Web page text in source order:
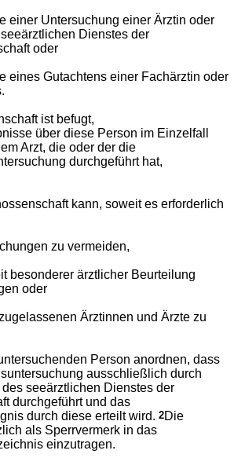
einer Untersuchung einer Ärztin oder
Dienstes der
oder
eines Gutachtens einer Fachärztin oder
ist befugt,
über diese Person im Einzelfall
Arzt, die oder der die
durchgeführt hat,
kann, soweit es erforderlich
zu vermeiden,
besonderer ärztlicher Beurteilung
oder
Ärztinnen und Ärzte zu
Person anordnen, dass
ausschließlich durch
seeärztlichen Dienstes der
durchgeführt und das
durch diese erteilt wird.2Die
als Sperrvermerk in das
einzutragen.